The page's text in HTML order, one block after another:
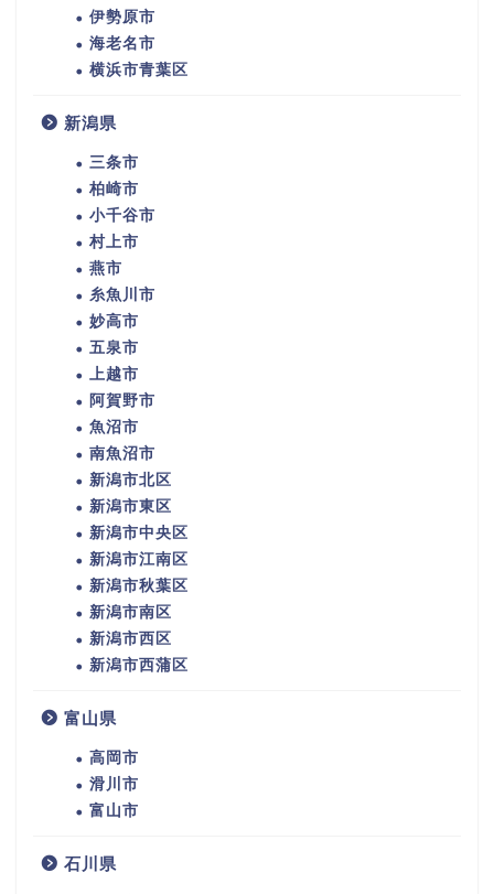
伊勢原市
海老名市
横浜市青葉区
新潟県
三条市
柏崎市
小千谷市
村上市
燕市
糸魚川市
妙高市
五泉市
上越市
阿賀野市
魚沼市
南魚沼市
新潟市北区
新潟市東区
新潟市中央区
新潟市江南区
新潟市秋葉区
新潟市南区
新潟市西区
新潟市西蒲区
富山県
高岡市
滑川市
富山市
石川県